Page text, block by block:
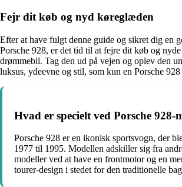
Fejr dit køb og nyd køreglæden
Efter at have fulgt denne guide og sikret dig en
Porsche 928, er det tid til at fejre dit køb og
drømmebil. Tag den ud på vejen og oplev den
luksus, ydeevne og stil, som kun en Porsche
Hvad er specielt ved Porsche 928-
Porsche 928 er en ikonisk sportsvogn, der
1977 til 1995. Modellen adskiller sig fra
modeller ved at have en frontmotor og en
tourer-design i stedet for den traditionelle